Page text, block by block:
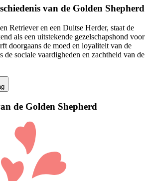
van de Golden Shepherd
Retriever en een Duitse Herder, staat de
als een uitstekende gezelschapshond voor
doorgaans de moed en loyaliteit van de
de sociale vaardigheden en zachtheid van de
de Golden Shepherd